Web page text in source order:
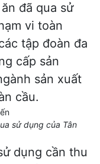
đã qua sử
vi toàn
tập đoàn đa
cấp sản
sản xuất
cầu.
sử dụng của Tân
dụng cần thu